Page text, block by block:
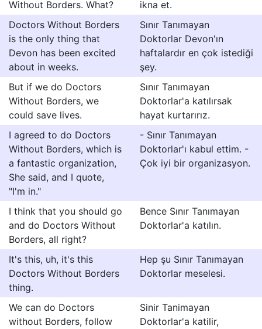
Without Borders. What?
ikna et.
Doctors Without Borders
is the only thing that
Devon has been excited
about in weeks.
Sınır Tanımayan
Doktorlar Devon'ın
haftalardır en çok istediği
şey.
But if we do Doctors
Without Borders, we
could save lives.
Sınır Tanımayan
Doktorlar'a katılırsak
hayat kurtarırız.
I agreed to do Doctors
Without Borders, which is
a fantastic organization,
She said, and I quote,
"I'm in."
- Sınır Tanımayan
Doktorlar'ı kabul ettim. -
Çok iyi bir organizasyon.
I think that you should go
and do Doctors Without
Borders, all right?
Bence Sınır Tanımayan
Doktorlar'a katılın.
It's this, uh, it's this
Doctors Without Borders
thing.
Hep şu Sınır Tanımayan
Doktorlar meselesi.
We can do Doctors
without Borders, follow
Sinir Tanimayan
Doktorlar'a katilir,